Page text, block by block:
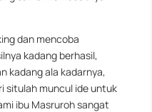
dan mencoba
kadang berhasil,
kadang ala kadarnya,
situlah muncul ide untuk
ibu Masruroh sangat